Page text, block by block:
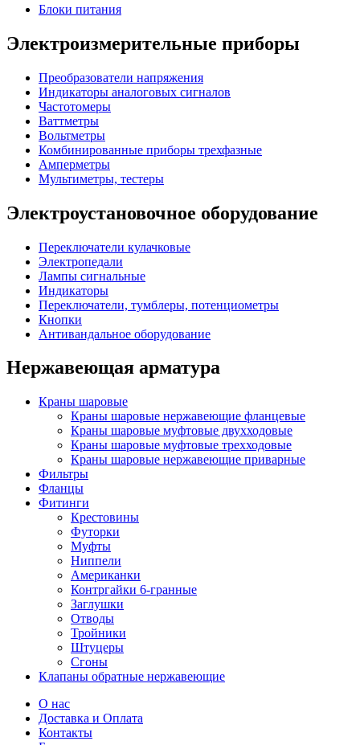
Блоки питания
Электроизмерительные приборы
Преобразователи напряжения
Индикаторы аналоговых сигналов
Частотомеры
Ваттметры
Вольтметры
Комбинированные приборы трехфазные
Амперметры
Мультиметры, тестеры
Электроустановочное оборудование
Переключатели кулачковые
Электропедали
Лампы сигнальные
Индикаторы
Переключатели, тумблеры, потенциометры
Кнопки
Антивандальное оборудование
Нержавеющая арматура
Краны шаровые
Краны шаровые нержавеющие фланцевые
Краны шаровые муфтовые двухходовые
Краны шаровые муфтовые трехходовые
Краны шаровые нержавеющие приварные
Фильтры
Фланцы
Фитинги
Крестовины
Футорки
Муфты
Ниппели
Американки
Контргайки 6-гранные
Заглушки
Отводы
Тройники
Штуцеры
Сгоны
Клапаны обратные нержавеющие
О нас
Доставка и Оплата
Контакты